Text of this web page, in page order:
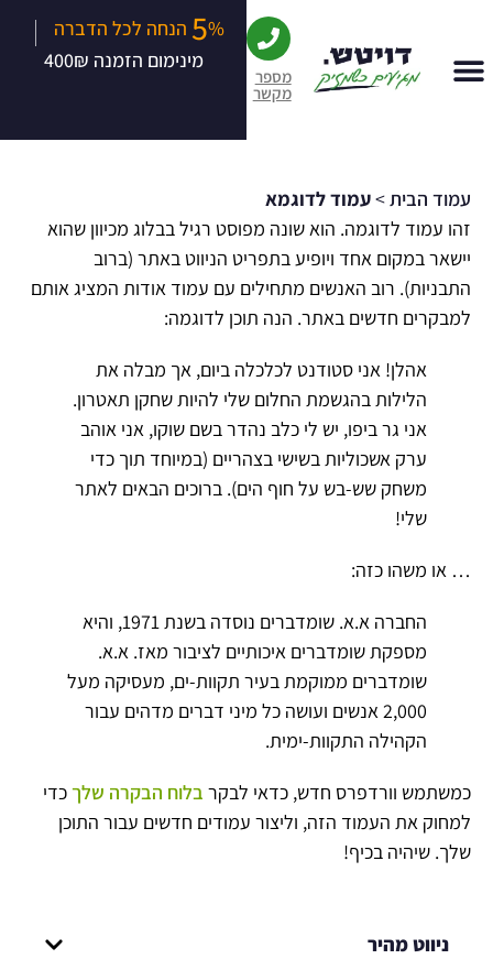
מספר
מקשר
5% הנחה לכל הדברה |
מינימום הזמנה 400₪
עמוד הבית>עמוד לדוגמא
זהו עמוד לדוגמה. הוא שונה מפוסט רגיל בבלוג מכיוון שהוא
יישאר במקום אחד ויופיע בתפריט הניווט באתר (ברוב
התבניות). רוב האנשים מתחילים עם עמוד אודות המציג אותם
למבקרים חדשים באתר. הנה תוכן לדוגמה:
אהלן! אני סטודנט לכלכלה ביום, אך מבלה את
הלילות בהגשמת החלום שלי להיות שחקן תאטרון.
אני גר ביפו, יש לי כלב נהדר בשם שוקו, אני אוהב
ערק אשכוליות בשישי בצהריים (במיוחד תוך כדי
משחק שש-בש על חוף הים). ברוכים הבאים לאתר
שלי!
… או משהו כזה:
החברה א.א. שומדברים נוסדה בשנת 1971, והיא
מספקת שומדברים איכותיים לציבור מאז. א.א.
שומדברים ממוקמת בעיר תקוות-ים, מעסיקה מעל
2,000 אנשים ועושה כל מיני דברים מדהים עבור
הקהילה התקוות-ימית.
כמשתמש וורדפרס חדש, כדאי לבקר בלוח הבקרה שלךכדי
למחוק את העמוד הזה, וליצור עמודים חדשים עבור התוכן
שלך. שיהיה בכיף!
ניווט מהיר